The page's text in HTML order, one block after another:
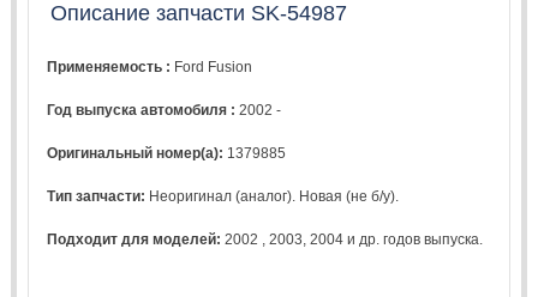
Описание запчасти SK-54987
Применяемость : Ford Fusion
Год выпуска автомобиля :2002 -
Оригинальный номер(а): 1379885
Тип запчасти: Неоригинал (аналог). Новая (не б/у).
Подходит для моделей: 2002 ,2003 ,2004 и др. годов выпуска.